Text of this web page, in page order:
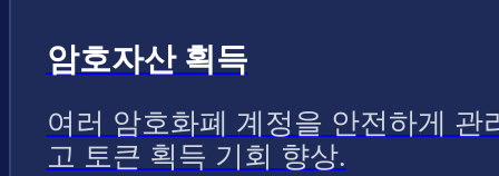
암호자산 획득
여러 암호화폐 계정을 안전하게 관
고 토큰 획득 기회 향상.